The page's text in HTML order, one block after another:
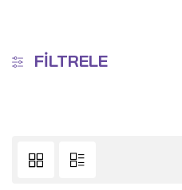
FILTRELE